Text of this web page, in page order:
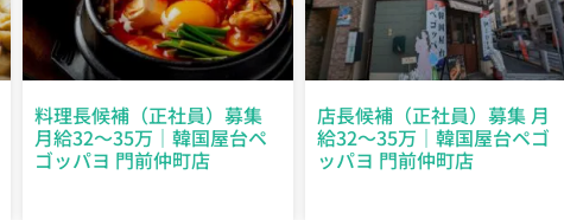
料理長候補（正社員）募集
月給32～35万｜韓国屋台ペ
ゴッパヨ 門前仲町店
店長候補（正社員）募集 月
給32～35万｜韓国屋台ペゴ
ッパヨ 門前仲町店